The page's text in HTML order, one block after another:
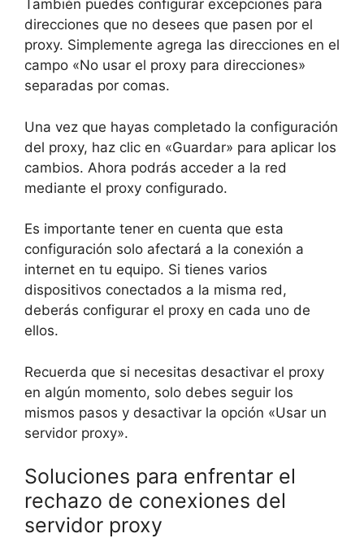
También puedes configurar excepciones para
direcciones que no desees que pasen por el
proxy. Simplemente agrega las direcciones en el
campo «No usar el proxy para direcciones»
separadas por comas.
Una vez que hayas completado la configuración
del proxy, haz clic en «Guardar» para aplicar los
cambios. Ahora podrás acceder a la red
mediante el proxy configurado.
Es importante tener en cuenta que esta
configuración solo afectará a la conexión a
internet en tu equipo. Si tienes varios
dispositivos conectados a la misma red,
deberás configurar el proxy en cada uno de
ellos.
Recuerda que si necesitas desactivar el proxy
en algún momento, solo debes seguir los
mismos pasos y desactivar la opción «Usar un
servidor proxy».
Soluciones para enfrentar el
rechazo de conexiones del
servidor proxy